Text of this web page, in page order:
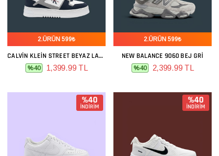
2.ÜRÜN 599₺
CALVIN KLEIN STREET BEYAZ LACIVERT
%40 1,399.99 TL
2.ÜRÜN 599₺
NEW BALANCE 9060 BEJ GRI
%40 2,399.99 TL
%40
İNDİRİM
%40
İNDİRİM